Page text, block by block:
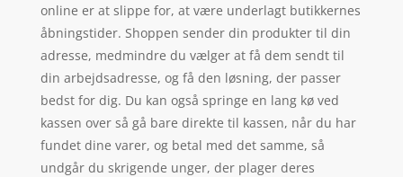
online er at slippe for, at være underlagt butikkernes
åbningstider. Shoppen sender din produkter til din
adresse, medmindre du vælger at få dem sendt til
din arbejdsadresse, og få den løsning, der passer
bedst for dig. Du kan også springe en lang kø ved
kassen over så gå bare direkte til kassen, når du har
fundet dine varer, og betal med det samme, så
undgår du skrigende unger, der plager deres